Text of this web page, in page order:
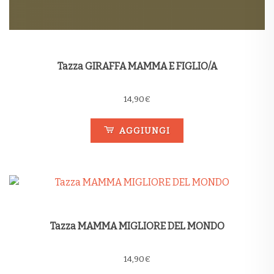
Tazza GIRAFFA MAMMA E FIGLIO/A
14,90€
AGGIUNGI
Tazza MAMMA MIGLIORE DEL MONDO
14,90€